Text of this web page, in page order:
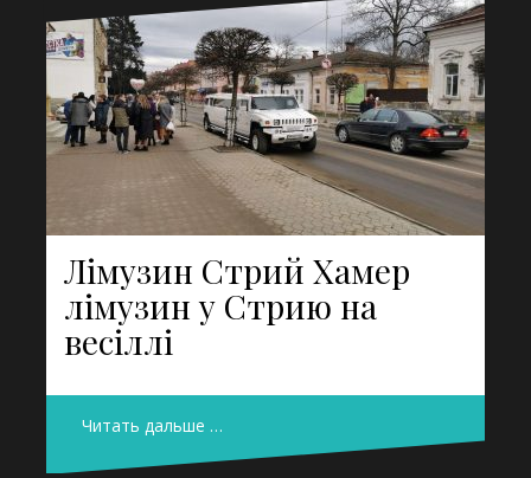
Лімузин Стрий Хамер
лімузин у Стрию на
весіллі
Читать дальше …